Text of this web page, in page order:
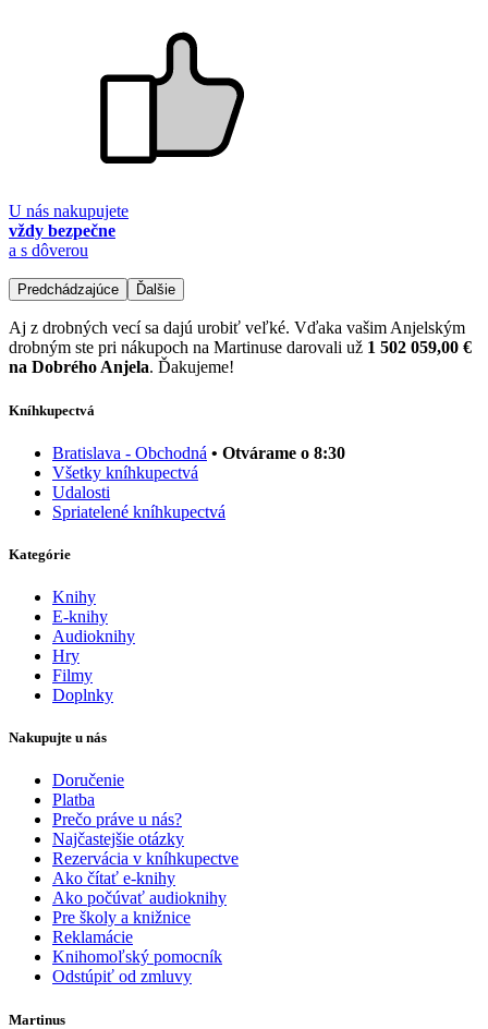
U nás nakupujete
vždy bezpečne
a s dôverou
Predchádzajúce Ďalšie
Aj z drobných vecí sa dajú urobiť veľké. Vďaka vašim Anjelským
drobným ste pri nákupoch na Martinuse darovali už 1 502 059,00 €
na Dobrého Anjela. Ďakujeme!
Kníhkupectvá
Bratislava - Obchodná • Otvárame o 8:30
Všetky kníhkupectvá
Udalosti
Spriatelené kníhkupectvá
Kategórie
Knihy
E-knihy
Audioknihy
Hry
Filmy
Doplnky
Nakupujte u nás
Doručenie
Platba
Prečo práve u nás?
Najčastejšie otázky
Rezervácia v kníhkupectve
Ako čítať e-knihy
Ako počúvať audioknihy
Pre školy a knižnice
Reklamácie
Knihomoľský pomocník
Odstúpiť od zmluvy
Martinus